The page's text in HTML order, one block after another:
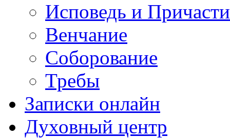
Исповедь и
Венчание
Соборование
Требы
Записки онлайн
Духовный центр